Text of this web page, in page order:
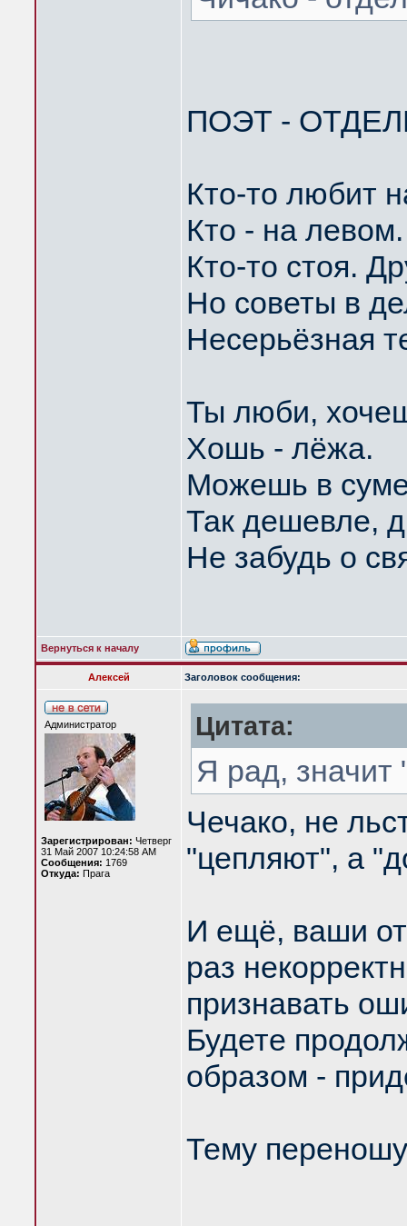
ПОЭТ -
Кто-то любит
Кто - на левом.
Кто-то стоя.
Но советы в
Несерьёзная
Ты люби,
Хошь - лёжа.
Можешь в
Так дешевле,
Не забудь о
Вернуться к началу
Алексей Заголовок сообщения:
Администратор
Зарегистрирован: Четверг
31 Май 2007 10:24:58 AM
Сообщения: 1769
Откуда: Прага
Цитата:
Я рад, значит
Чечако, не
"цепляют", а
И ещё, ваши
раз
признавать
Будете
образом -
Тему